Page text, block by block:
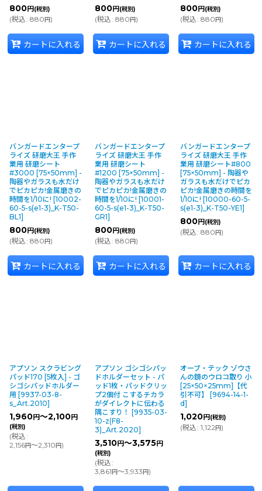
800円 (税別)
(税込: 880円)
カートに入れる
800円 (税別)
(税込: 880円)
カートに入れる
800円 (税別)
(税込: 880円)
カートに入れる
バンガードエンタープ
ライズ 研磨大王 手作
業用 研磨シート
#3000 [75×50mm] -
陶器やガラスも水だけ
でピカピカ!金属磨きの
時間を1/10に! [10002-
60-5-s(e1-3)_K-T50-
BL1]
800円 (税別)
(税込: 880円)
カートに入れる
バンガードエンタープ
ライズ 研磨大王 手作
業用 研磨シート
#1200 [75×50mm] -
陶器やガラスも水だけ
でピカピカ!金属磨きの
時間を1/10に! [10001-
60-5-s(e1-3)_K-T50-
GR1]
800円 (税別)
(税込: 880円)
カートに入れる
バンガードエンタープ
ライズ 研磨大王 手作
業用 研磨シート#800
[75×50mm] - 陶器や
ガラスも水だけでピカ
ピカ!金属磨きの時間を
1/10に! [10000-60-5-
s(e1-3)_K-T50-YE1]
800円 (税別)
(税込: 880円)
カートに入れる
アプソン スクラビング
パッド170 [5枚入] - ゴ
シゴシパッドホルダー
用 [9937-03-8-
s_Art.2010]
1,960円～2,100円
(税別)
(税込:
2,156円～2,310円)
アプソン ゴシゴシパッ
ドホルダーセット - パ
ッド1枚・パッドクリッ
プ2個付 こするチカラ
がダイレクトに伝わる
隅こすり！
[9935-03-
10-z(F8-
3)_Art.2020]
3,510円～3,575円
(税別)
(税込:
3,861円～3,933円)
オーブ・テック ゾウさ
んの鏡のウロコ取り 小
[25×50×25mm]【代
引不可】
[9694-14-1-
d]
1,020円 (税別)
(税込: 1,122円)